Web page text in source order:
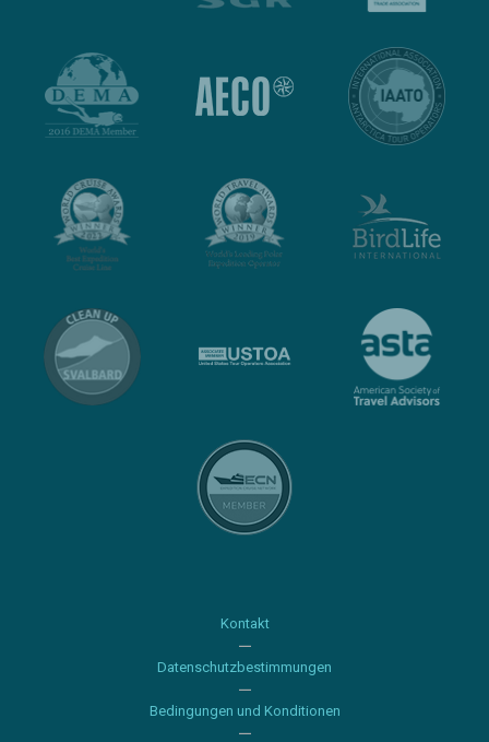
Kontakt
Datenschutzbestimmungen
Bedingungen und Konditionen